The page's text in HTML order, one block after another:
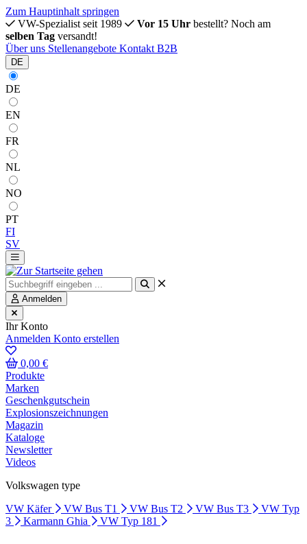
Zum Hauptinhalt springen
VW-Spezialist seit 1989
Vor 15 Uhr bestellt? Noch am
selben Tag versandt!
Über uns Stellenangebote Kontakt B2B
DE
DE
EN
FR
NL
NO
PT
FI
SV
Anmelden
Ihr Konto
Anmelden Konto erstellen
0,00 €
Produkte
Marken
Geschenkgutschein
Explosionszeichnungen
Magazin
Kataloge
Newsletter
Videos
Volkswagen type
VW Käfer
VW Bus T1 VW Bus T2 VW Bus T3
VW Typ
3
Karmann Ghia VW Typ 181